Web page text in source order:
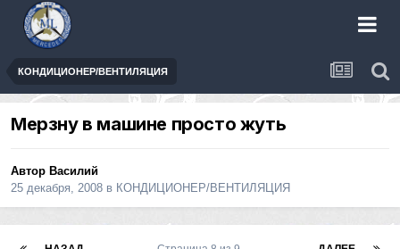
КОНДИЦИОНЕР/ВЕНТИЛЯЦИЯ
Мерзну в машине просто жуть
Автор Василий
25 декабря, 2008 в КОНДИЦИОНЕР/ВЕНТИЛЯЦИЯ